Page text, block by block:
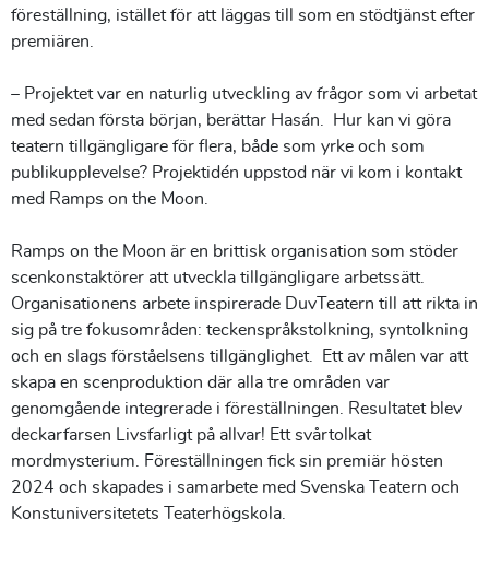
föreställning, istället för att läggas till som en stödtjänst efter
premiären.
– Projektet var en naturlig utveckling av frågor som vi arbetat
med sedan första början, berättar Hasán. Hur kan vi göra
teatern tillgängligare för flera, både som yrke och som
publikupplevelse? Projektidén uppstod när vi kom i kontakt
med Ramps on the Moon.
Ramps on the Moon är en brittisk organisation som stöder
scenkonstaktörer att utveckla tillgängligare arbetssätt.
Organisationens arbete inspirerade DuvTeatern till att rikta in
sig på tre fokusområden: teckenspråkstolkning, syntolkning
och en slags förståelsens tillgänglighet. Ett av målen var att
skapa en scenproduktion där alla tre områden var
genomgående integrerade i föreställningen. Resultatet blev
deckarfarsen Livsfarligt på allvar! Ett svårtolkat
mordmysterium. Föreställningen fick sin premiär hösten
2024 och skapades i samarbete med Svenska Teatern och
Konstuniversitetets Teaterhögskola.